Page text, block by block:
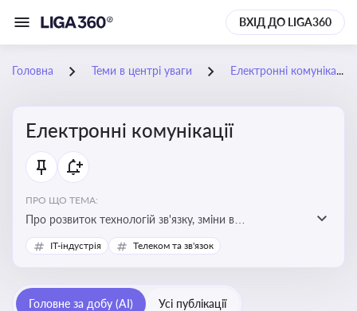
ВХІД ДО LIGA360
Головна Теми в центрі уваги Електронні комунікації
Електронні комунікації
ПРО ЩО ТЕМА:
Про розвиток технологій зв'язку, зміни в
законодавстві, регулювання ринку телекомунікацій,
інновації в сфері мобільних та інтернет-послуг
IT-індустрія Телеком та зв'язок
Головне за добу (AI) Усі публікації